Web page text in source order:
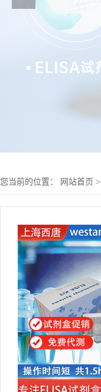
您当前的位置： 网站首页 >